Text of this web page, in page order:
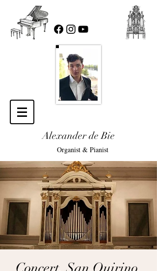
Alexander de Bie
Organist & Pianist